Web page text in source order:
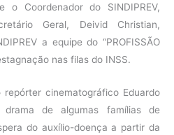
Coordenador do SINDIPREV,
Geral, Deivid Christian,
a equipe do “PROFISSÃO
nas filas do INSS.
cinematográfico Eduardo
de algumas famílias de
do auxílio-doença a partir da